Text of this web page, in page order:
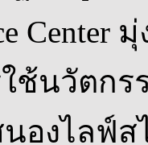
ช้นวัตก
นองไลฟ์